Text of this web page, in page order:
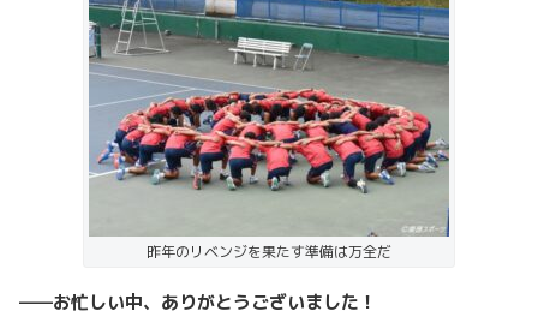
昨年のリベンジを果たす準備は万全だ
——お忙しい中、ありがとうございました！